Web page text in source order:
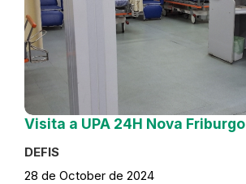
Visita a UPA 24H Nova Friburgo
DEFIS
28 de October de 2024